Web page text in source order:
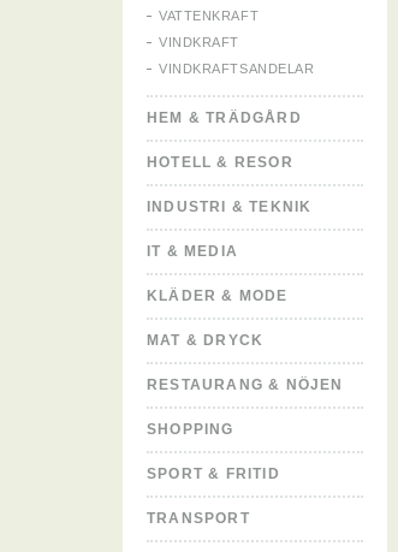
VATTENKRAFT
VINDKRAFT
VINDKRAFTSANDELAR
HEM & TRÄDGÅRD
HOTELL & RESOR
INDUSTRI & TEKNIK
IT & MEDIA
KLÄDER & MODE
MAT & DRYCK
RESTAURANG & NÖJEN
SHOPPING
SPORT & FRITID
TRANSPORT